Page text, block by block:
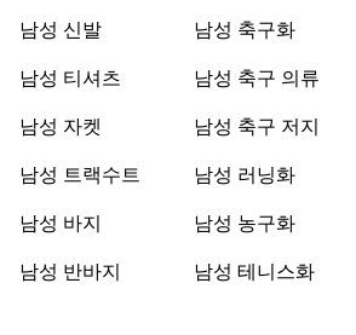
남성 신발
남성 티셔츠
남성 자켓
남성 트랙수트
남성 바지
남성 반바지
남성 축구화
남성 축구 의류
남성 축구 저지
남성 러닝화
남성 농구화
남성 테니스화